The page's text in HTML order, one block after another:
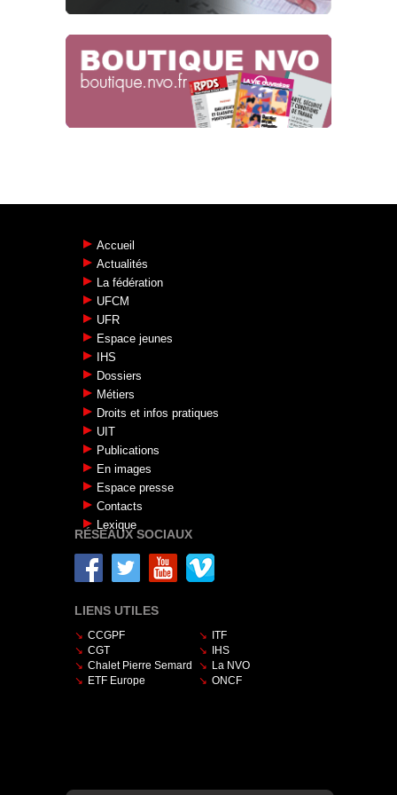
13 JANVIER !
06.01.2026
Accueil
Actualités
La fédération
UFCM
UFR
Espace jeunes
IHS
Dossiers
Métiers
Droits et infos pratiques
UIT
Publications
En images
Espace presse
Contacts
Lexique
RÉSEAUX SOCIAUX
LIENS UTILES
CCGPF
CGT
Chalet Pierre Semard
ETF Europe
ITF
IHS
La NVO
ONCF